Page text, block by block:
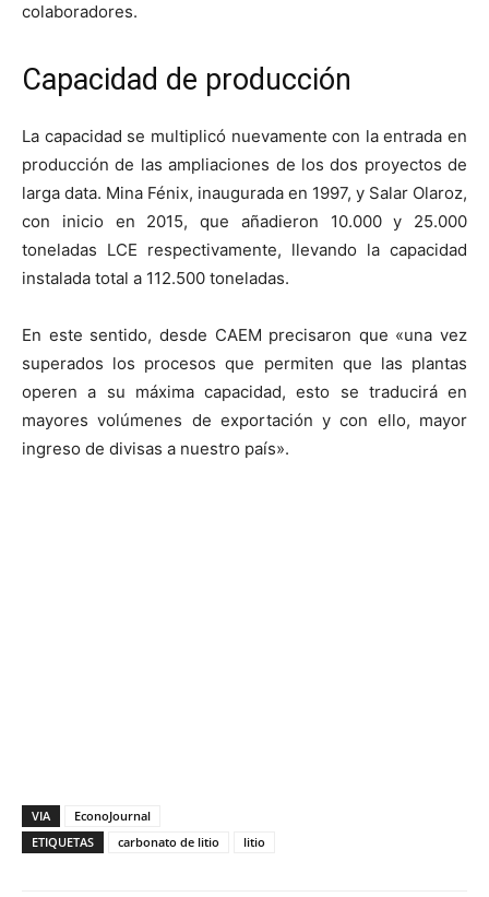
colaboradores.
Capacidad de producción
La capacidad se multiplicó nuevamente con la entrada en
producción de las ampliaciones de los dos proyectos de
larga data. Mina Fénix, inaugurada en 1997, y Salar Olaroz,
con inicio en 2015, que añadieron 10.000 y 25.000
toneladas LCE respectivamente, llevando la capacidad
instalada total a 112.500 toneladas.
En este sentido, desde CAEM precisaron que «una vez
superados los procesos que permiten que las plantas
operen a su máxima capacidad, esto se traducirá en
mayores volúmenes de exportación y con ello, mayor
ingreso de divisas a nuestro país».
VIA
EconoJournal
ETIQUETAS
carbonato de litio litio